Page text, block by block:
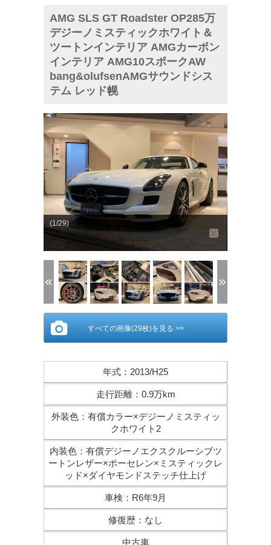
AMG SLS GT Roadster OP285万
デジーノミスティックホワイト＆
ツートンインテリア AMGカーボン
インテリア AMG10スポークAW
bang&olufsenAMGサウンドシス
テム レッド幌
(1/29)
すべての画像(29枚)を見る >>
年式 ： 2013/H25
走行距離： 0.9万km
外装色： 有償カラー×デジーノミスティッ
クホワイト2
内装色： 有償デジーノエクスクルーシブツ
ートンレザー×ポーセレン×ミスティックレ
ッド×ダイヤモンドステッチ仕上げ
車検 ： R6年9月
修復歴 ： なし
中古車